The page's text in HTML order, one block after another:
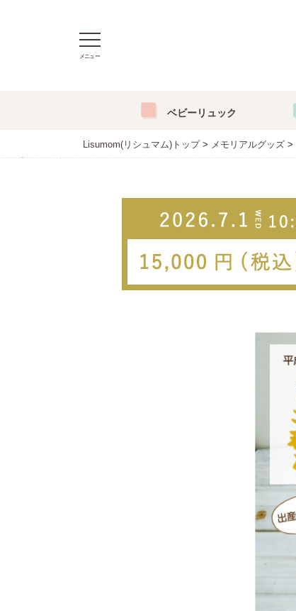
メニュー
ベビーリュック
Lisumom(リシュマム)トップ メモリアルグッズ